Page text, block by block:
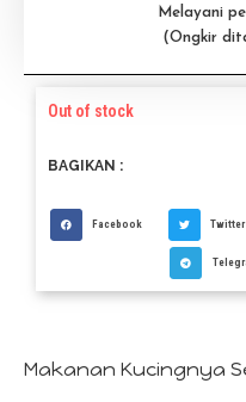
Melayani
(Ongkir
Out of stock
BAGIKAN :
Facebook Twitter
Makanan Kucingnya